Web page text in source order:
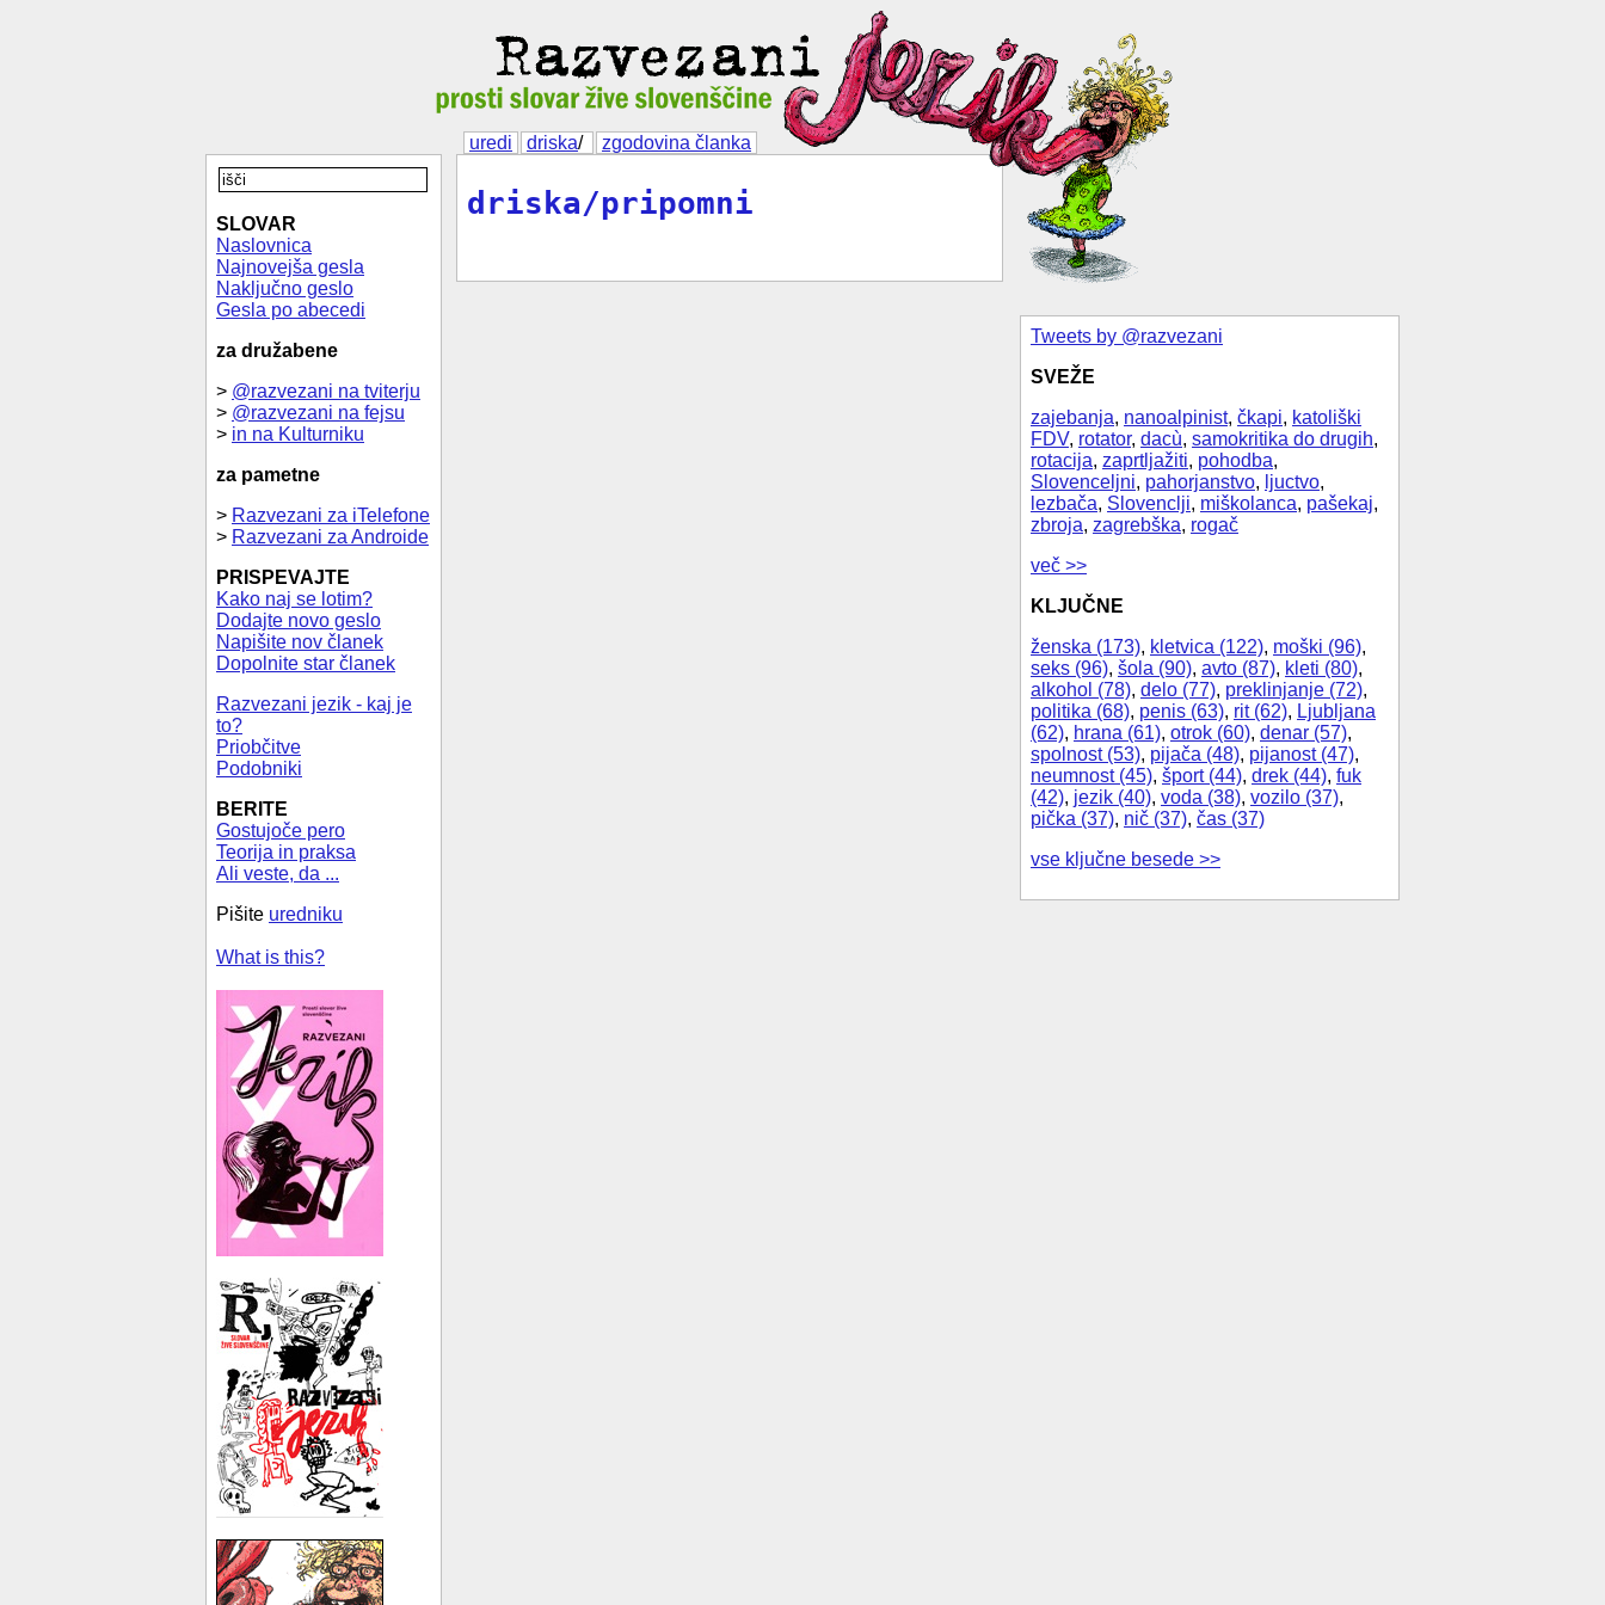
uredi driska/ zgodovina članka
Tweets by @razvezani
SVEŽE
zajebanja, nanoalpinist, čkapi, katoliški
FDV, rotator, dacù, samokritika do drugih,
rotacija, zaprtljažiti, pohodba,
Slovenceljni, pahorjanstvo, ljuctvo,
lezbača, Slovenclji, miškolanca, pašekaj,
zbroja, zagrebška, rogač
več >>
KLJUČNE
ženska (173), kletvica (122), moški (96),
seks (96), šola (90), avto (87), kleti (80),
alkohol (78), delo (77), preklinjanje (72),
politika (68), penis (63), rit (62), Ljubljana
(62), hrana (61), otrok (60), denar (57),
spolnost (53), pijača (48), pijanost (47),
neumnost (45), šport (44), drek (44), fuk
(42), jezik (40), voda (38), vozilo (37),
pička (37), nič (37), čas (37)
vse ključne besede >>
SLOVAR
Naslovnica
Najnovejša gesla
Naključno geslo
Gesla po abecedi
za družabene
> @razvezani na tviterju
> @razvezani na fejsu
> in na Kulturniku
za pametne
> Razvezani za iTelefone
> Razvezani za Androide
PRISPEVAJTE
Kako naj se lotim?
Dodajte novo geslo
Napišite nov članek
Dopolnite star članek
Razvezani jezik - kaj je
to?
Priobčitve
Podobniki
BERITE
Gostujoče pero
Teorija in praksa
Ali veste, da ...
Pišite uredniku
What is this?
driska/pripomni